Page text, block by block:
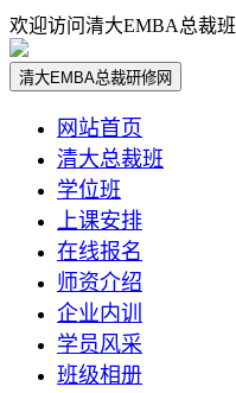
欢迎访问清大EMBA总裁班
清大EMBA总裁研修网
网站首页
清大总裁班
学位班
上课安排
在线报名
师资介绍
企业内训
学员风采
班级相册